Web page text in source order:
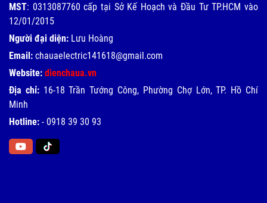
MST: 0313087760 cấp tại Sở Kế Hoạch và Đầu Tư TP.HCM vào
12/01/2015
Người đại diện: Lưu Hoàng
Email: chauaelectric141618@gmail.com
Website: dienchaua.vn
Địa chỉ: 16-18 Trần Tướng Công, Phường Chợ Lớn, TP. Hồ Chí
Minh
Hotline: - 0918 39 30 93